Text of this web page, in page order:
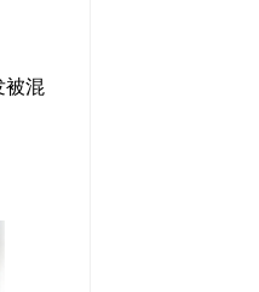
被混